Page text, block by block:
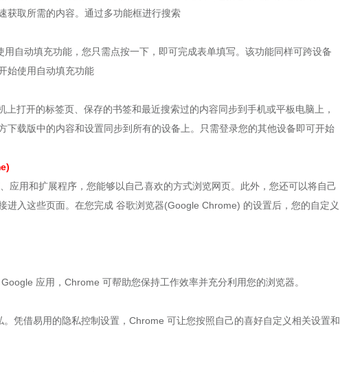
获取所需的内容。通过多功能框进行搜索
自动填充功能，您只需点按一下，即可完成表单填写。该功能同样可跨设备
始使用自动填充功能
打开的标签页、保存的书签和最近搜索过的内容同步到手机或平板电脑上，
下载版中的内容和设置同步到所有的设备上。只需登录您的其他设备即可开始
用和扩展程序，您能够以自己喜欢的方式浏览网页。此外，您还可以将自己
进入这些页面。在您完成 谷歌浏览器(Google Chrome) 的设置后，您的自定义
应用，Chrome 可帮助您保持工作效率并充分利用您的浏览器。
借易用的隐私控制设置，Chrome 可让您按照自己的喜好自定义相关设置和